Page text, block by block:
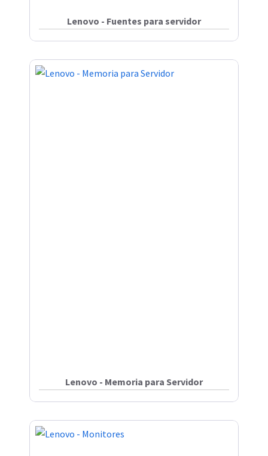
Lenovo - Fuentes para servidor
Lenovo - Memoria para Servidor